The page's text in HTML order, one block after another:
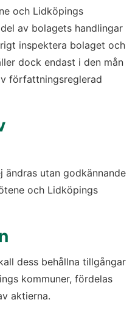
och Lidköpings
av bolagets handlingar
inspektera bolaget och
dock endast i den mån
författningsreglerad
ändras utan godkännande
och Lidköpings
dess behållna tillgångar
kommuner, fördelas
aktierna.